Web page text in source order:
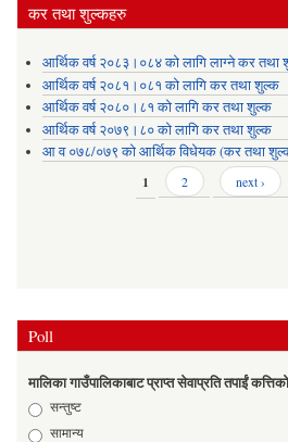
कर तथा शुल्कहरु
आर्थिक वर्ष २०८३।०८४ को लागि लाग्ने कर तथा
आर्थिक वर्ष २०८१।०८१ को लागि कर तथा शुल्क
आर्थिक वर्ष २०८०।८१ को लागि कर तथा शुल्क
आर्थिक वर्ष २०७९।८० को लागि कर तथा शुल्क
आ व ०७८/०७९ को आर्थिक विधेयक (कर तथा
1 2 next ›
Poll
मालिका गाउँपालिकाबाट प्राप्त सेवाप्रति तपाईं
Choices
सन्तुष्ट
सामान्य